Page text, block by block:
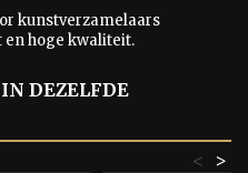
kunstverzamelaars
hoge kwaliteit.
DEZELFDE
>
<